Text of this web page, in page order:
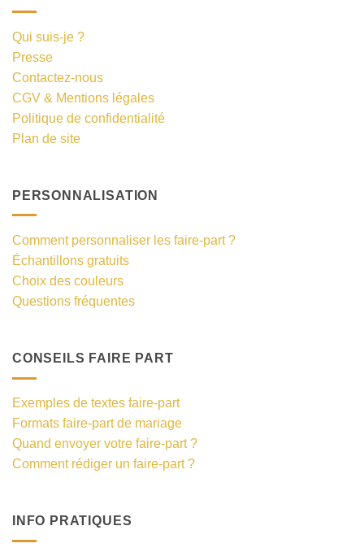
Qui suis-je ?
Presse
Contactez-nous
CGV & Mentions légales
Politique de confidentialité
Plan de site
PERSONNALISATION
Comment personnaliser les faire-part ?
Échantillons gratuits
Choix des couleurs
Questions fréquentes
CONSEILS FAIRE PART
Exemples de textes faire-part
Formats faire-part de mariage
Quand envoyer votre faire-part ?
Comment rédiger un faire-part ?
INFO PRATIQUES